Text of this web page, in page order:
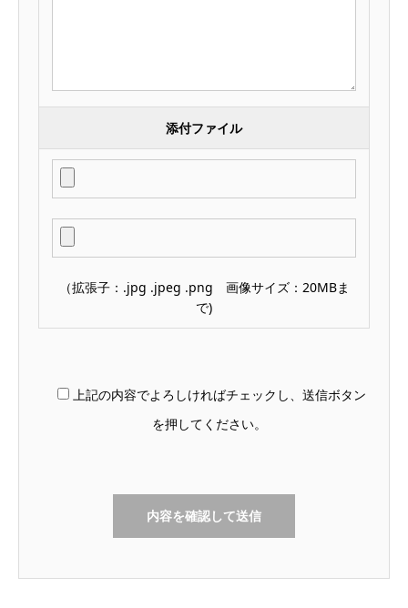
添付ファイル
（拡張子：.jpg .jpeg .png 画像サイズ：20MBま
で)
上記の内容でよろしければチェックし、送信ボタン
を押してください。